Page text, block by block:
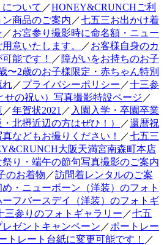
ついて ／HONEY&CRUNCHご利
ン商品のご案内 ／七五三お出かけ着
／お宮参り撮影時に命名額・ニュー
意いたします。
／お客様自身のカ
能です！ ／障がいをお持ちのお子
〜2歳のお子様限定・赤ちゃん特別
れ／プライバシーポリシー ／十三参
せの祝い）写真撮影特設ページ ／
／年賀状2021 ／ 入園入学・卒園卒業
北摂近辺の方はぜひ！）
／還暦祝
などもお撮りください！ ／七五三
大阪天満宮南森町本店
り・端午の節句写真撮影のご案内
のお着物 ／訪問着レンタルのご案
・ニューボーン（洋装）のフォト
フバースデイ（洋装）のフォトギ
三参りのフォトギャラリー ／七五
ゼントキャンペーン ／ポートレー
トレート台紙に変更可能です！ ／